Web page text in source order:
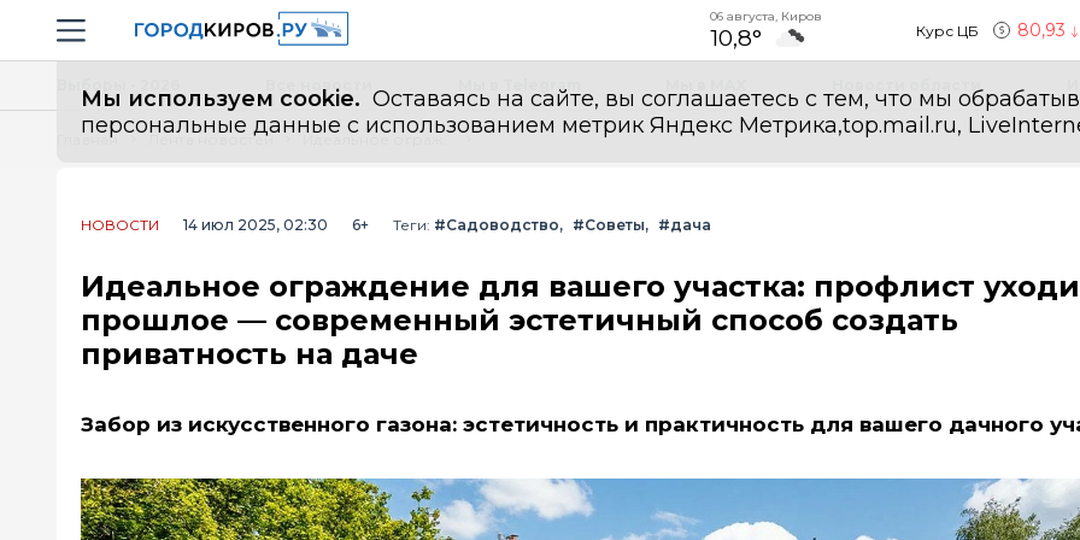
Навигация сайта
06 августа, Киров
10,8° Курс ЦБ 80,93
Мы используем cookie. Оставаясь на сайте, вы соглашаетесь с тем, что мы
персональные данные с использованием метрик Яндекс Метрика,top.mail.ru,
Все новости
Главная Лента новостей
НОВОСТИ 14 июл 2025, 02:30 6+ Теги: #Садоводство #Советы #дача
Идеальное ограждение для вашего участка: профлист
прошлое — современный эстетичный способ создать
приватность на даче
Забор из искусственного газона: эстетичность и практичность для вашего дачного